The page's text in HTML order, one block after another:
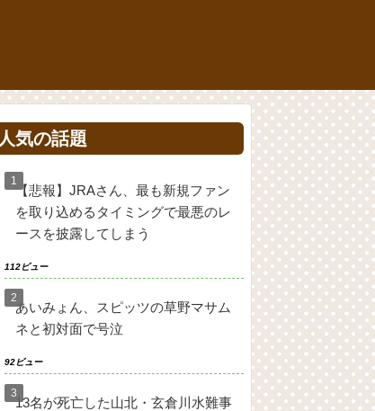
人気の話題
【悲報】JRAさん、最も新規ファン
を取り込めるタイミングで最悪のレ
ースを披露してしまう
112ビュー
あいみょん、スピッツの草野マサム
ネと初対面で号泣
92ビュー
13名が死亡した山北・玄倉川水難事